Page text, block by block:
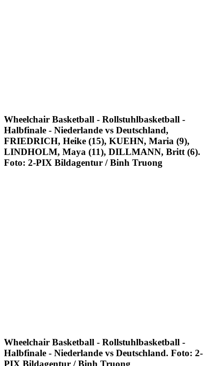
Wheelchair Basketball - Rollstuhlbasketball -
Halbfinale - Niederlande vs Deutschland,
FRIEDRICH, Heike (15), KUEHN, Maria (9),
LINDHOLM, Maya (11), DILLMANN, Britt (6).
Foto: 2-PIX Bildagentur / Binh Truong
Wheelchair Basketball - Rollstuhlbasketball -
Halbfinale - Niederlande vs Deutschland. Foto: 2-
PIX Bildagentur / Binh Truong